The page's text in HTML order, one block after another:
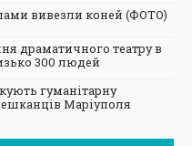
вивезли коней (ФОТО)
драматичного театру в
300 людей
гуманітарну
Маріуполя